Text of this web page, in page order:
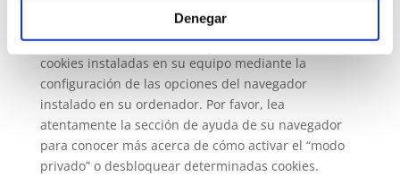
Denegar
Desactivación de cookies
Puede usted permitir, bloquear o eliminar las
cookies instaladas en su equipo mediante la
configuración de las opciones del navegador
instalado en su ordenador. Por favor, lea
atentamente la sección de ayuda de su navegador
para conocer más acerca de cómo activar el “modo
privado” o desbloquear determinadas cookies.